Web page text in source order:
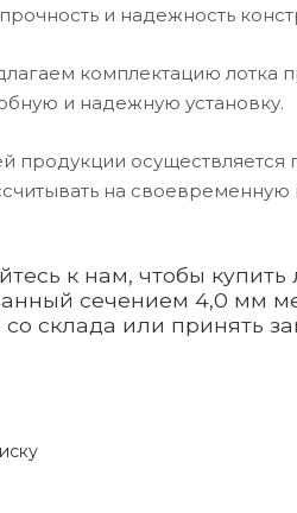
и надежность
комплектацию лотка
и надежную установку.
продукции
на своевременную
к нам, чтобы
сечением 4,0 мм
со склада или принять